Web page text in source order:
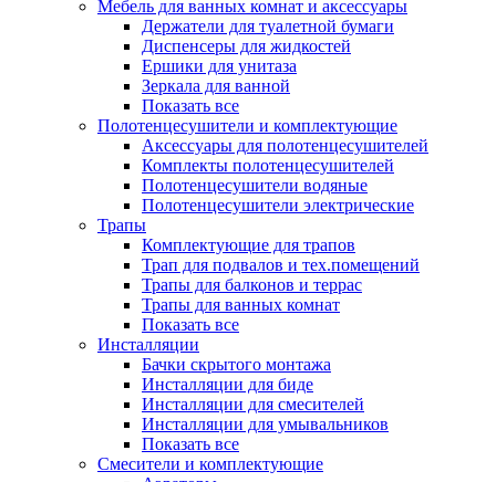
Мебель для ванных комнат и аксессуары
Держатели для туалетной бумаги
Диспенсеры для жидкостей
Ершики для унитаза
Зеркала для ванной
Показать все
Полотенцесушители и комплектующие
Аксессуары для полотенцесушителей
Комплекты полотенцесушителей
Полотенцесушители водяные
Полотенцесушители электрические
Трапы
Комплектующие для трапов
Трап для подвалов и тех.помещений
Трапы для балконов и террас
Трапы для ванных комнат
Показать все
Инсталляции
Бачки скрытого монтажа
Инсталляции для биде
Инсталляции для смесителей
Инсталляции для умывальников
Показать все
Смесители и комплектующие